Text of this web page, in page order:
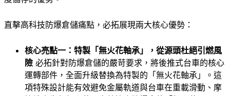
直擊高科技防爆倉儲痛點，必拓展現兩大核心優勢：
核心亮點一：特製「無火花軸承」，從源頭杜絕引燃風
險 必拓針對防爆倉儲的嚴苛要求，將後推式台車的核心
運轉部件，全面升級替換為特製的「無火花軸承」。這
項特殊設計能有效避免金屬軌道與台車在重載滑動、摩